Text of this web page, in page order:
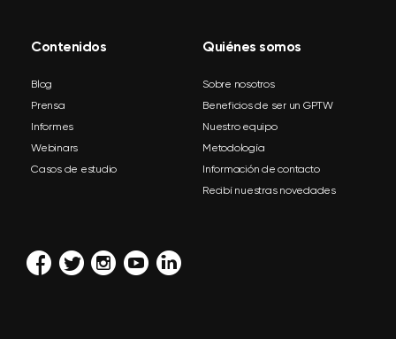
Contenidos
Blog
Prensa
Informes
Webinars
Casos de estudio
Quiénes somos
Sobre nosotros
Beneficios de ser un GPTW
Nuestro equipo
Metodología
Información de contacto
Recibí nuestras novedades